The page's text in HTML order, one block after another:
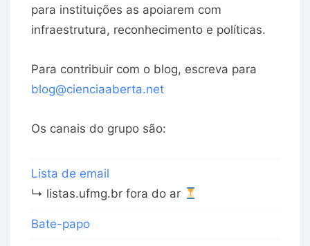
para instituições as apoiarem com
infraestrutura, reconhecimento e políticas.
Para contribuir com o blog, escreva para
blog@cienciaaberta.net
Os canais do grupo são:
Lista de email
↳ listas.ufmg.br fora do ar
Bate-papo